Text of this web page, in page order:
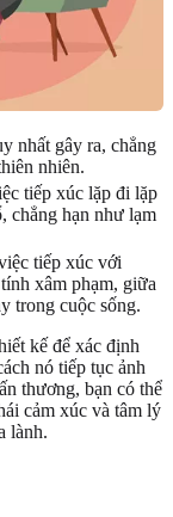
nhất gây ra, chẳng
nhiên.
tiếp xúc lặp đi lặp
chẳng hạn như lạm
tiếp xúc với
xâm phạm, giữa
trong cuộc sống.
kế để xác định
nó tiếp tục ảnh
thương, bạn có thể
cảm xúc và tâm lý
lành.